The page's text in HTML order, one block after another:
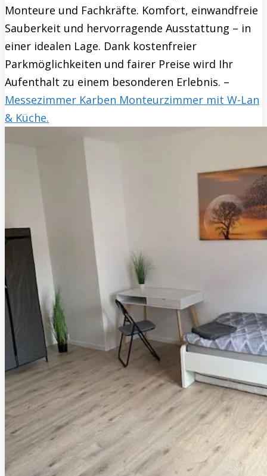
Monteure und Fachkräfte. Komfort, einwandfreie
Sauberkeit und hervorragende Ausstattung – in
einer idealen Lage. Dank kostenfreier
Parkmöglichkeiten und fairer Preise wird Ihr
Aufenthalt zu einem besonderen Erlebnis. –
Messezimmer Karben Monteurzimmer mit W-Lan
& Küche.